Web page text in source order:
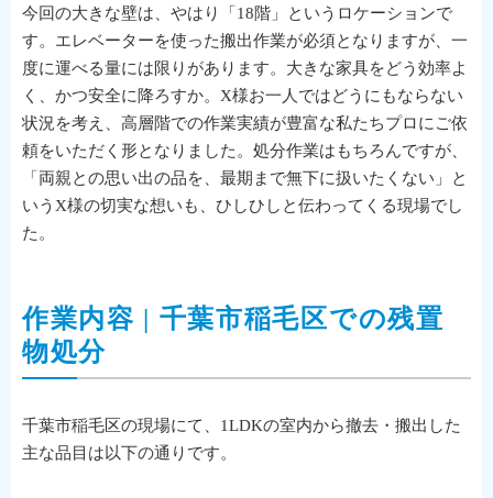
今回の大きな壁は、やはり「18階」というロケーションで
す。エレベーターを使った搬出作業が必須となりますが、一
度に運べる量には限りがあります。大きな家具をどう効率よ
く、かつ安全に降ろすか。X様お一人ではどうにもならない
状況を考え、高層階での作業実績が豊富な私たちプロにご依
頼をいただく形となりました。処分作業はもちろんですが、
「両親との思い出の品を、最期まで無下に扱いたくない」と
いうX様の切実な想いも、ひしひしと伝わってくる現場でし
た。
作業内容 | 千葉市稲毛区での残置
物処分
千葉市稲毛区の現場にて、1LDKの室内から撤去・搬出した
主な品目は以下の通りです。